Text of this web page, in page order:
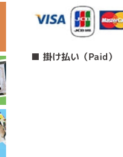
■ 掛け払い（Paid）